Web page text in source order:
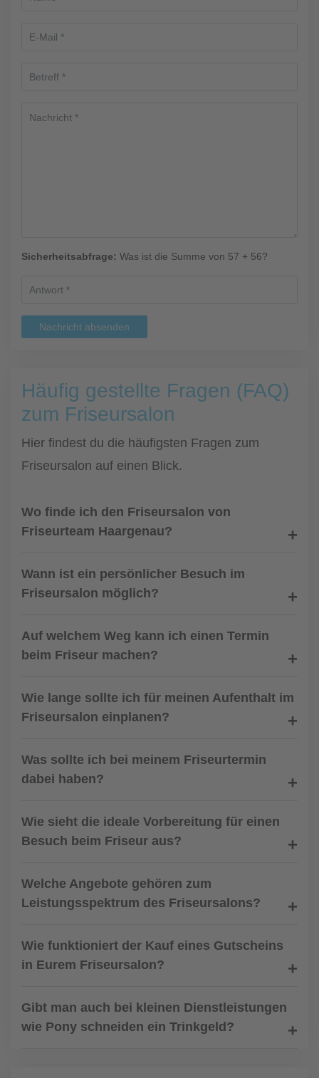
Sicherheitsabfrage: Was ist die Summe von 57 + 56?
Nachricht absenden
Häufig gestellte Fragen (FAQ)
zum Friseursalon
Hier findest du die häufigsten Fragen zum
Friseursalon auf einen Blick.
Wo finde ich den Friseursalon von
Friseurteam Haargenau?
Wann ist ein persönlicher Besuch im
Friseursalon möglich?
Auf welchem Weg kann ich einen Termin
beim Friseur machen?
Wie lange sollte ich für meinen Aufenthalt im
Friseursalon einplanen?
Was sollte ich bei meinem Friseurtermin
dabei haben?
Wie sieht die ideale Vorbereitung für einen
Besuch beim Friseur aus?
Welche Angebote gehören zum
Leistungsspektrum des Friseursalons?
Wie funktioniert der Kauf eines Gutscheins
in Eurem Friseursalon?
Gibt man auch bei kleinen Dienstleistungen
wie Pony schneiden ein Trinkgeld?